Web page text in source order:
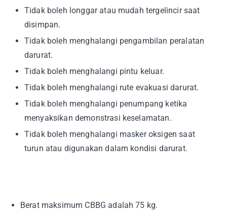
Tidak boleh longgar atau mudah tergelincir saat
disimpan.
Tidak boleh menghalangi pengambilan peralatan
darurat.
Tidak boleh menghalangi pintu keluar.
Tidak boleh menghalangi rute evakuasi darurat.
Tidak boleh menghalangi penumpang ketika
menyaksikan demonstrasi keselamatan.
Tidak boleh menghalangi masker oksigen saat
turun atau digunakan dalam kondisi darurat.
Berat maksimum CBBG adalah 75 kg.